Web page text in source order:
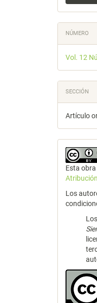
NÚMERO
Vol. 12
SECCIÓN
Artículo
Esta
Los